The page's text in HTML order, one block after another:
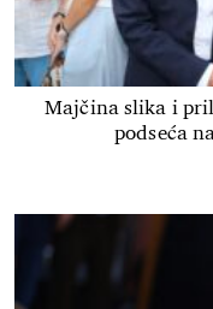
Majčina slika i
podseća